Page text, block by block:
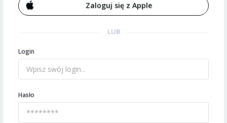
Zaloguj się z Apple
LUB
Login
Hasło